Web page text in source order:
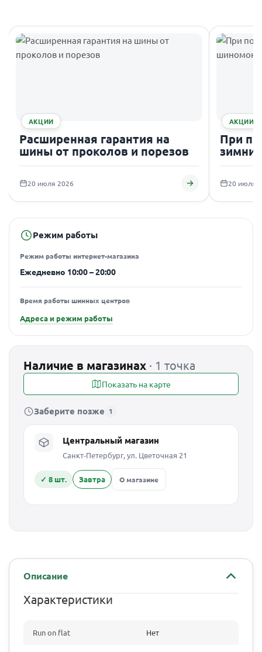
АКЦИИ
Расширенная гарантия на
шины от проколов и порезов
20 июля 2026
АКЦИИ
При
20 июля
Режим работы
Режим работы интернет-магазина
Ежедневно 10:00 – 20:00
Время работы шинных центров
Адреса и режим работы
Наличие в магазинах · 1 точка
Показать на карте
Заберите позже 1
Центральный магазин
Санкт-Петербург, ул. Цветочная 21
✓ 8 шт. Завтра О магазине
Описание
Характеристики
Run on flat Нет